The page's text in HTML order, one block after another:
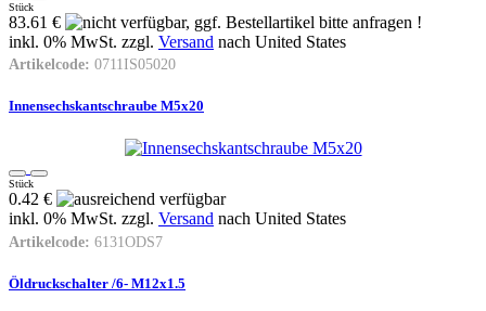
Stück
83.61 €
inkl. 0% MwSt. zzgl. Versand nach United States
Artikelcode: 0711IS05020
Innensechskantschraube M5x20
Stück
0.42 €
inkl. 0% MwSt. zzgl. Versand nach United States
Artikelcode: 6131ODS7
Öldruckschalter /6- M12x1.5